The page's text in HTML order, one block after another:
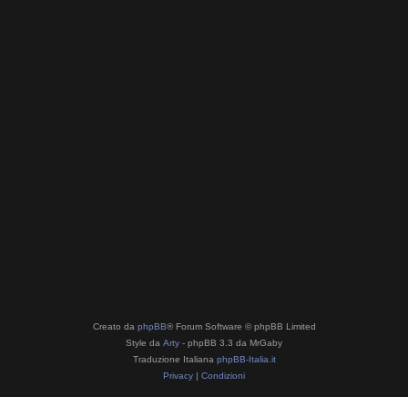
Creato da phpBB® Forum Software © phpBB Limited
Style da Arty - phpBB 3.3 da MrGaby
Traduzione Italiana phpBB-Italia.it
Privacy | Condizioni